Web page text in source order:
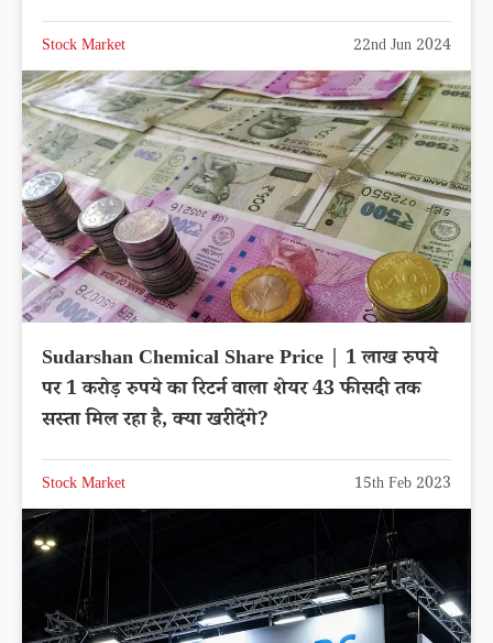
Stock Market 22nd Jun 2024
Sudarshan Chemical Share Price | 1 लाख रुपये
पर 1 करोड़ रुपये का रिटर्न वाला शेयर 43 फीसदी तक
सस्ता मिल रहा है, क्या खरीदेंगे?
Stock Market 15th Feb 2023